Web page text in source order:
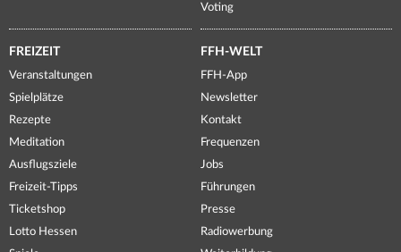
Voting
FREIZEIT
Veranstaltungen
Spielplätze
Rezepte
Meditation
Ausflugsziele
Freizeit-Tipps
Ticketshop
Lotto Hessen
FFH-WELT
FFH-App
Newsletter
Kontakt
Frequenzen
Jobs
Führungen
Presse
Radiowerbung